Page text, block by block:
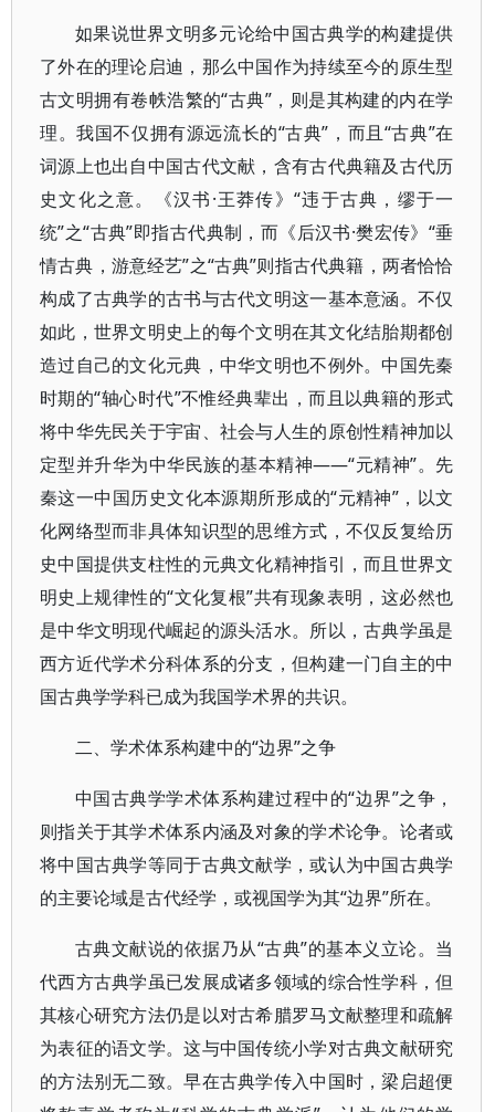
如果说世界文明多元论给中国古典学的构建提供
了外在的理论启迪，那么中国作为持续至今的原生型
古文明拥有卷帙浩繁的“古典”，则是其构建的内在学
理。我国不仅拥有源远流长的“古典”，而且“古典”在
词源上也出自中国古代文献，含有古代典籍及古代历
史文化之意。《汉书·王莽传》“违于古典，缪于一
统”之“古典”即指古代典制，而《后汉书·樊宏传》“垂
情古典，游意经艺”之“古典”则指古代典籍，两者恰恰
构成了古典学的古书与古代文明这一基本意涵。不仅
如此，世界文明史上的每个文明在其文化结胎期都创
造过自己的文化元典，中华文明也不例外。中国先秦
时期的“轴心时代”不惟经典辈出，而且以典籍的形式
将中华先民关于宇宙、社会与人生的原创性精神加以
定型并升华为中华民族的基本精神——“元精神”。先
秦这一中国历史文化本源期所形成的“元精神”，以文
化网络型而非具体知识型的思维方式，不仅反复给历
史中国提供支柱性的元典文化精神指引，而且世界文
明史上规律性的“文化复根”共有现象表明，这必然也
是中华文明现代崛起的源头活水。所以，古典学虽是
西方近代学术分科体系的分支，但构建一门自主的中
国古典学学科已成为我国学术界的共识。
二、学术体系构建中的“边界”之争
中国古典学学术体系构建过程中的“边界”之争，
则指关于其学术体系内涵及对象的学术论争。论者或
将中国古典学等同于古典文献学，或认为中国古典学
的主要论域是古代经学，或视国学为其“边界”所在。
古典文献说的依据乃从“古典”的基本义立论。当
代西方古典学虽已发展成诸多领域的综合性学科，但
其核心研究方法仍是以对古希腊罗马文献整理和疏解
为表征的语文学。这与中国传统小学对古典文献研究
的方法别无二致。早在古典学传入中国时，梁启超便